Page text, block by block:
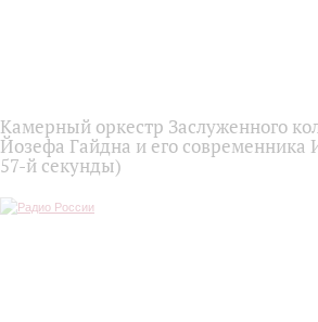
Камерный оркестр Заслуженного
Йозефа Гайдна и его современника
57-й секунды)